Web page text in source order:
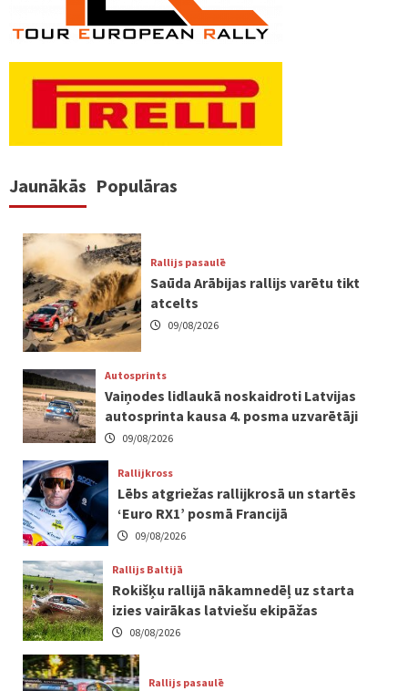
Jaunākās Populāras
Rallijs pasaulē
Saūda Arābijas rallijs varētu tikt
atcelts
09/08/2026
Autosprints
Vaiņodes lidlaukā noskaidroti Latvijas
autosprinta kausa 4. posma uzvarētāji
09/08/2026
Rallijkross
Lēbs atgriežas rallijkrosā un startēs
‘Euro RX1’ posmā Francijā
09/08/2026
Rallijs Baltijā
Rokišķu rallijā nākamnedēļ uz starta
izies vairākas latviešu ekipāžas
08/08/2026
Rallijs pasaulē